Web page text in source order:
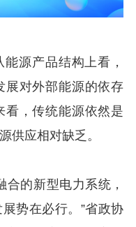
源产品结构上看，
展对外部能源的依存
看，传统能源依然是
供应相对缺乏。
合的新型电力系统，
势在必行。”省政协